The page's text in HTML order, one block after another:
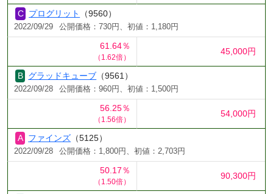
プログリット （9560）
2022/09/29 公開価格：730円、初値：1,180円
61.64％
（1.62倍）
45,000円
グラッドキューブ （9561）
2022/09/28 公開価格：960円、初値：1,500円
56.25％
（1.56倍）
54,000円
ファインズ （5125）
2022/09/28 公開価格：1,800円、初値：2,703円
50.17％
（1.50倍）
90,300円